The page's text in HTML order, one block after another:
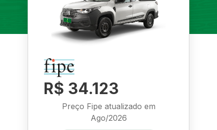
R$ 34.123
Preço Fipe atualizado em
Ago/2026